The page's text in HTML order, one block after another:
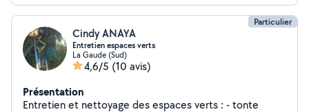
Particulier
Cindy ANAYA
Entretien espaces verts
La Gaude (Sud)
4,6/5 (10 avis)
Présentation
Entretien et nettoyage des espaces verts : - tonte